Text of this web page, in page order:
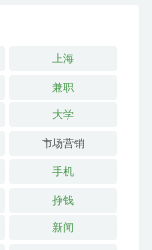
上海
兼职
大学
市场营销
手机
挣钱
新闻